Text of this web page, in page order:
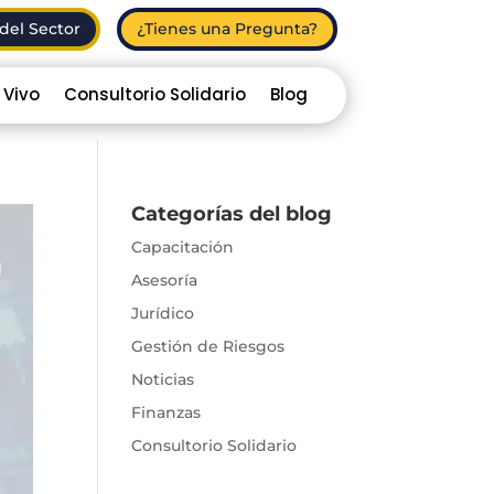
Sector ¿Tienes una Pregunta?
Consultorio Solidario Blog
Categorías del blog
Capacitación
Asesoría
Jurídico
Gestión de Riesgos
Noticias
Finanzas
Consultorio Solidario